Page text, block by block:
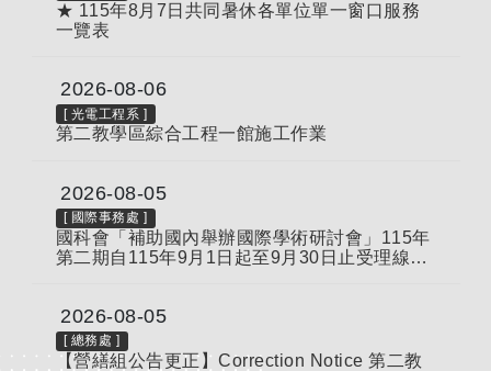
★ 115年8月7日共同暑休各單位單一窗口服務
一覽表
2026-08-06
[ 光電工程系 ]
第二教學區綜合工程一館施工作業
2026-08-05
[ 國際事務處 ]
國科會「補助國內舉辦國際學術研討會」115年
第二期自115年9月1日起至9月30日止受理線上
2026-08-05
[ 總務處 ]
【營繕組公告更正】Correction Notice 第二教